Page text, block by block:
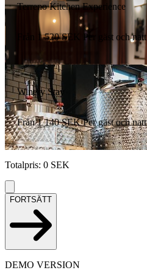
Terreno Kitchen Experience
Från 1 520 SEK Per gäst och natt
Winery Stay
Från 1 140 SEK Per gäst och natt
Totalpris: 0 SEK
FORTSÄTT
DEMO VERSION